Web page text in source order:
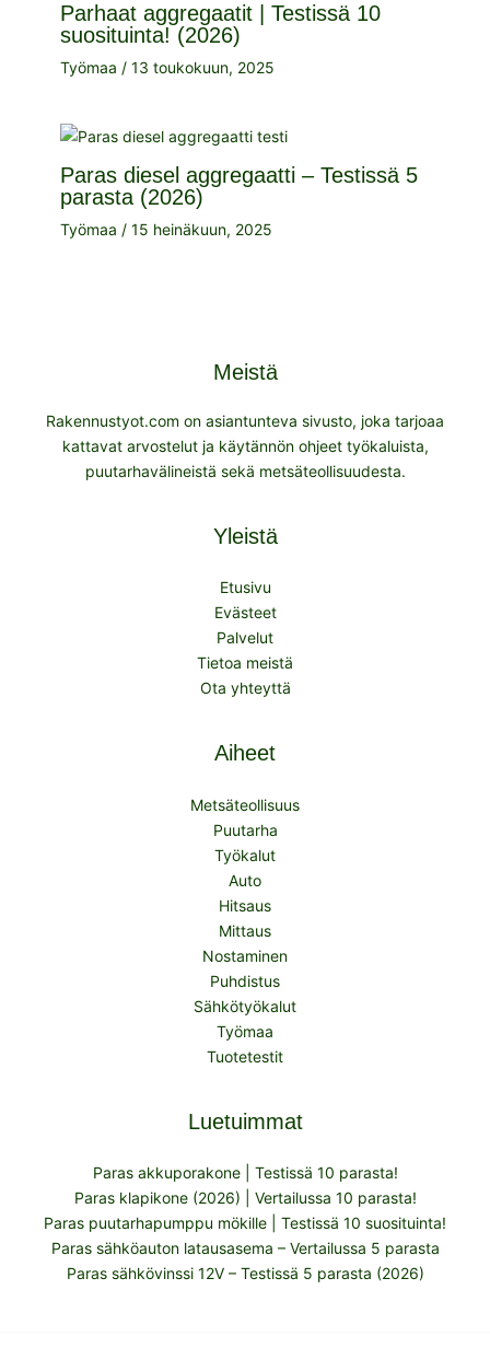
Parhaat aggregaatit | Testissä 10
suosituinta! (2026)
Työmaa / 13 toukokuun, 2025
Paras diesel aggregaatti – Testissä 5
parasta (2026)
Työmaa / 15 heinäkuun, 2025
Meistä
Rakennustyot.com on asiantunteva sivusto, joka tarjoaa
kattavat arvostelut ja käytännön ohjeet työkaluista,
puutarhavälineistä sekä metsäteollisuudesta.
Yleistä
Etusivu
Evästeet
Palvelut
Tietoa meistä
Ota yhteyttä
Aiheet
Metsäteollisuus
Puutarha
Työkalut
Auto
Hitsaus
Mittaus
Nostaminen
Puhdistus
Sähkötyökalut
Työmaa
Tuotetestit
Luetuimmat
Paras akkuporakone | Testissä 10 parasta!
Paras klapikone (2026) | Vertailussa 10 parasta!
Paras puutarhapumppu mökille | Testissä 10 suosituinta!
Paras sähköauton latausasema – Vertailussa 5 parasta
Paras sähkövinssi 12V – Testissä 5 parasta (2026)